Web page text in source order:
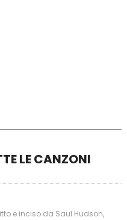
LE CANZONI
e inciso da Saul Hudson,